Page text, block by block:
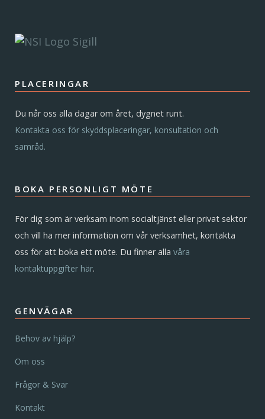
PLACERINGAR
Du når oss alla dagar om året, dygnet runt.
Kontakta oss för skyddsplaceringar, konsultation och
samråd.
BOKA PERSONLIGT MÖTE
För dig som är verksam inom socialtjänst eller privat sektor
och vill ha mer information om vår verksamhet, kontakta
oss för att boka ett möte. Du finner alla våra
kontaktuppgifter här.
GENVÄGAR
Behov av hjälp?
Om oss
Frågor & Svar
Kontakt